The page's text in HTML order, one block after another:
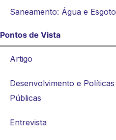
Saneamento: Água e Esgoto
Pontos de Vista
Artigo
Desenvolvimento e Políticas
Públicas
Entrevista